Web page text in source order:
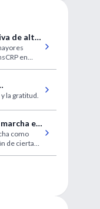
de alta
de
en
la gratitud.
en
como
de ciertas